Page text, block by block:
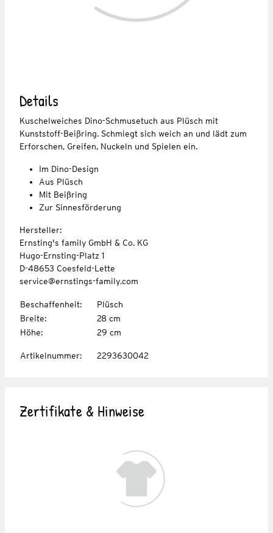
Details
Kuschelweiches Dino-Schmusetuch aus Plüsch mit
Kunststoff-Beißring. Schmiegt sich weich an und lädt zum
Erforschen, Greifen, Nuckeln und Spielen ein.
Im Dino-Design
Aus Plüsch
Mit Beißring
Zur Sinnesförderung
Hersteller:
Ernsting's family GmbH & Co. KG
Hugo-Ernsting-Platz 1
D-48653 Coesfeld-Lette
service@ernstings-family.com
Beschaffenheit:
Plüsch
Breite:
28 cm
Höhe: 29 cm
Artikelnummer: 2293630042
Zertifikate & Hinweise